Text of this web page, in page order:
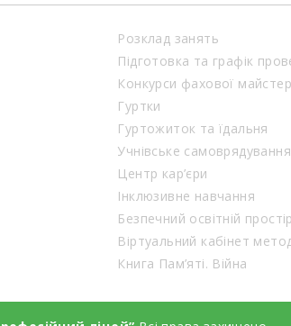
Розклад занять
Підготовка та графік
Конкурси фахової
Гуртки
Гуртожиток та їдальня
Учнівське самоврядування
Центр кар’єри
Інклюзивне навчання
Безпечний освітній
Віртуальний кабінет
Книга Пам’яті. Війна